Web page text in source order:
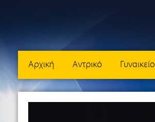
Αρχική Αντρικό Γυναικείο